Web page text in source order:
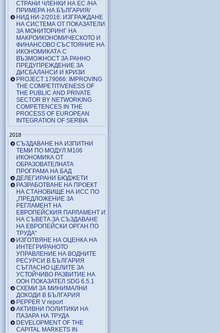
СТРАНИ ЧЛЕНКИ НА ЕС /НА
ПРИМЕРА НА БЪЛГАРИЯ/
НИД НИ-2/2016: ИЗГРАЖДАНЕ
НА СИСТЕМА ОТ ПОКАЗАТЕЛИ
ЗА МОНИТОРИНГ НА
МАКРОИКОНОМИЧЕСКОТО И
ФИНАНСОВО СЪСТОЯНИЕ НА
ИКОНОМИКАТА С
ВЪЗМОЖНОСТ ЗА РАННО
ПРЕДУПРЕЖДЕНИЕ ЗА
ДИСБАЛАНСИ И КРИЗИ
PROJECT 179066: IMPROVING
THE COMPETITIVENESS OF
THE PUBLIC AND PRIVATE
SECTOR BY NETWORKING
COMPETENCES IN THE
PROCESS OF EUROPEAN
INTEGRATION OF SERBIA
2018
СЪЗДАВАНЕ НА ИЗПИТНИ
ТЕМИ ПО МОДУЛ М106
ИКОНОМИКА ОТ
ОБРАЗОВАТЕЛНАТА
ПРОГРАМА НА БАД
ДЕЛЕГИРАНИ БЮДЖЕТИ
РАЗРАБОТВАНЕ НА ПРОЕКТ
НА СТАНОВИЩЕ НА ИСС ПО
„ПРЕДЛОЖЕНИЕ ЗА
РЕГЛАМЕНТ НА
ЕВРОПЕЙСКИЯ ПАРЛАМЕНТ И
НА СЪВЕТА ЗА СЪЗДАВАНЕ
НА ЕВРОПЕЙСКИ ОРГАН ПО
ТРУДА“
ИЗГОТВЯНЕ НА ОЦЕНКА НА
ИНТЕГРИРАНОТО
УПРАВЛЕНИЕ НА ВОДНИТЕ
РЕСУРСИ В БЪЛГАРИЯ
СЪГЛАСНО ЦЕЛИТЕ ЗА
УСТОЙЧИВО РАЗВИТИЕ НА
ООН ПОКАЗАТЕЛ SDG 6.5.1
СХЕМИ ЗА МИНИМАЛНИ
ДОХОДИ В БЪЛГАРИЯ
PEPPER V report
АКТИВНИ ПОЛИТИКИ НА
ПАЗАРА НА ТРУДА
DEVELOPMENT OF THE
CAPITAL MARKETS IN